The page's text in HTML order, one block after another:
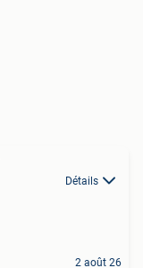
Détails
2 août 26